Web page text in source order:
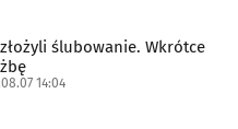
ślubowanie. Wkrótce
14:04